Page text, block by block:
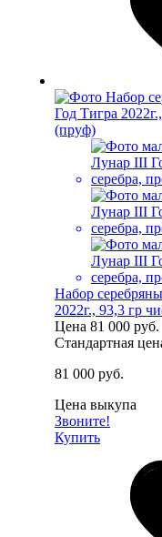
Набор
2022г., 93,3 гр
Цена 81 000 руб.
Стандартная
81 000 руб.
Цена выкупа
Звоните!
Купить